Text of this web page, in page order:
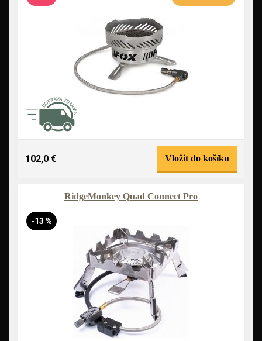
102,0 € Vložit do košíku
RidgeMonkey Quad Connect Pro
-13 %